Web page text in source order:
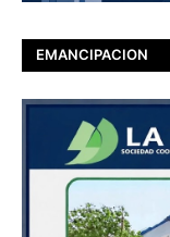
EMANCIPACION